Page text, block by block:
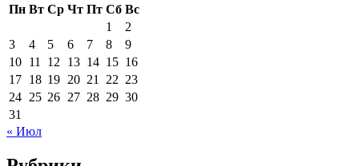
Пн Вт Ср Чт Пт Сб Вс
1
2
3
4 5 6 7 8
9
10 11 12 13 14 15 16
17 18 19 20 21 22 23
24 25 26 27 28 29 30
31
« Июл